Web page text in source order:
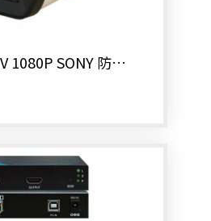
1080P SONY 防護